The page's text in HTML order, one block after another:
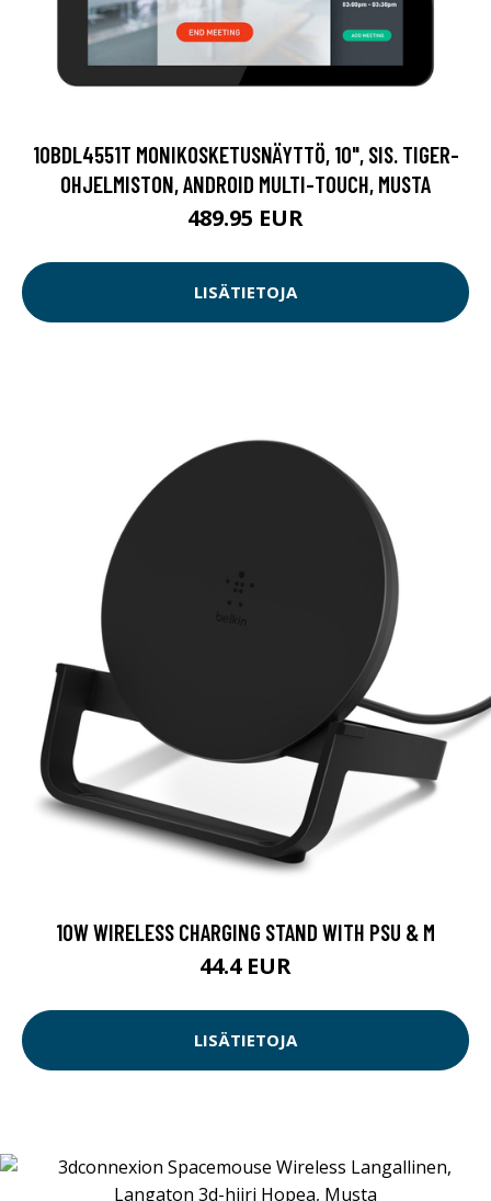
10BDL4551T MONIKOSKETUSNÄYTTÖ, 10", SIS. TIGER-
OHJELMISTON, ANDROID MULTI-TOUCH, MUSTA
489.95 EUR
LISÄTIETOJA
10W WIRELESS CHARGING STAND WITH PSU & M
44.4 EUR
LISÄTIETOJA